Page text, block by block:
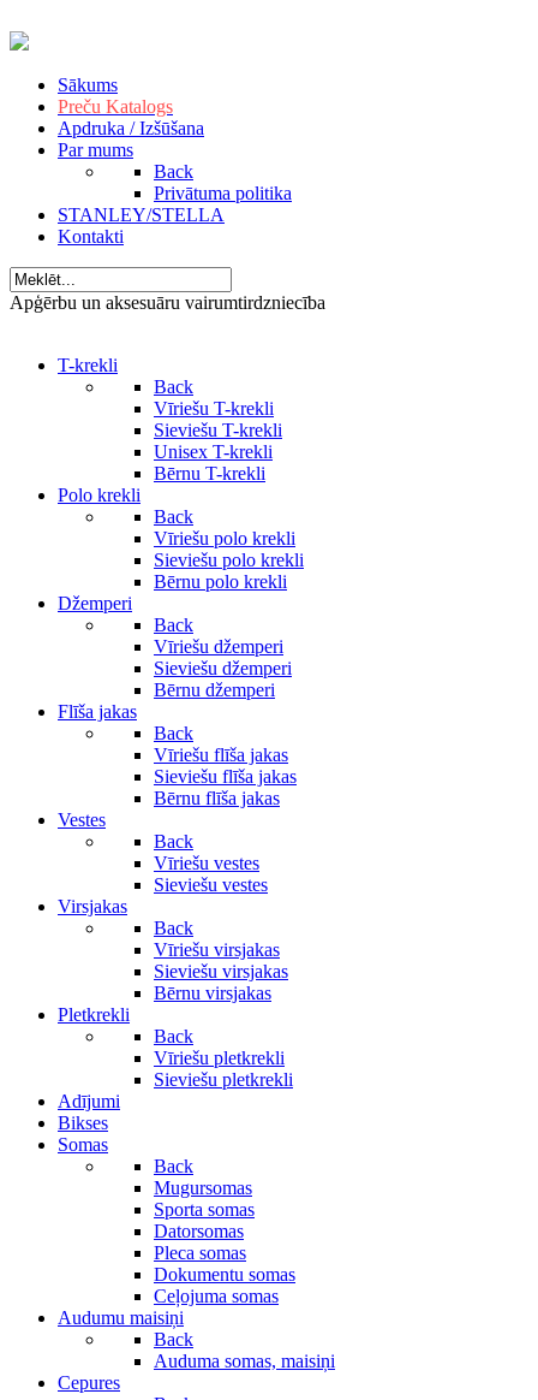
Sākums
Preču Katalogs
Apdruka / Izšūšana
Par mums
Back
Privātuma politika
STANLEY/STELLA
Kontakti
Apģērbu un aksesuāru vairumtirdzniecība
T-krekli
Back
Vīriešu T-krekli
Sieviešu T-krekli
Unisex T-krekli
Bērnu T-krekli
Polo krekli
Back
Vīriešu polo krekli
Sieviešu polo krekli
Bērnu polo krekli
Džemperi
Back
Vīriešu džemperi
Sieviešu džemperi
Bērnu džemperi
Flīša jakas
Back
Vīriešu flīša jakas
Sieviešu flīša jakas
Bērnu flīša jakas
Vestes
Back
Vīriešu vestes
Sieviešu vestes
Virsjakas
Back
Vīriešu virsjakas
Sieviešu virsjakas
Bērnu virsjakas
Pletkrekli
Back
Vīriešu pletkrekli
Sieviešu pletkrekli
Adījumi
Bikses
Somas
Back
Mugursomas
Sporta somas
Datorsomas
Pleca somas
Dokumentu somas
Ceļojuma somas
Audumu maisiņi
Back
Auduma somas, maisiņi
Cepures